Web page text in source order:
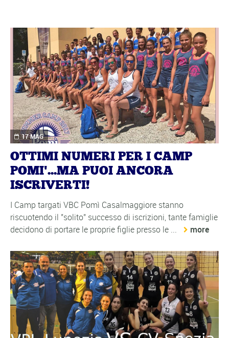
17 MAG
OTTIMI NUMERI PER I CAMP
POMI'...MA PUOI ANCORA
ISCRIVERTI!
I Camp targati VBC Pomì Casalmaggiore stanno
riscuotendo il "solito" successo di iscrizioni, tante famiglie
decidono di portare le proprie figlie presso le ...
more